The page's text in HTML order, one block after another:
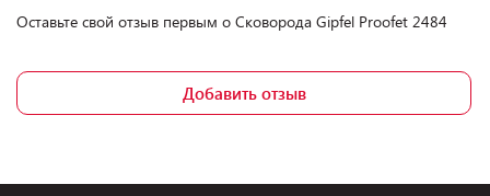
Оставьте свой отзыв первым о Сковорода Gipfel Proofet 2484
Добавить отзыв